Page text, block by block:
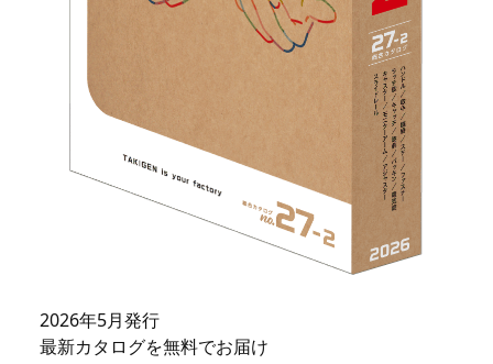
2026年5月発行
最新カタログを無料でお届け